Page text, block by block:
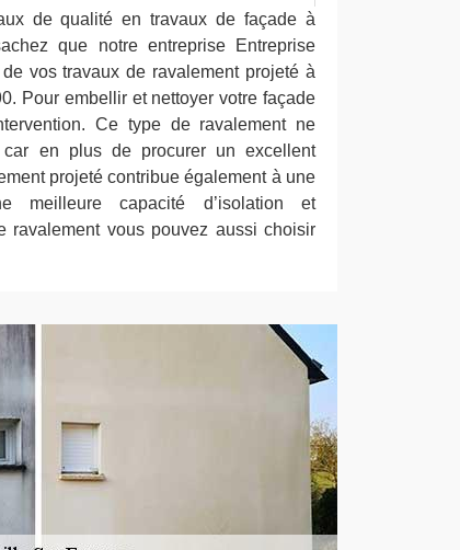
de qualité en travaux de façade à
que notre entreprise Entreprise
vos travaux de ravalement projeté à
Pour embellir et nettoyer votre façade
Ce type de ravalement ne
en plus de procurer un excellent
projeté contribue également à une
meilleure capacité d’isolation et
ravalement vous pouvez aussi choisir